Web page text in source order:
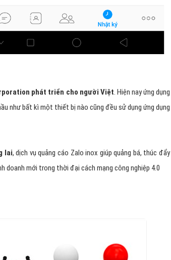
phát triển cho người Việt. Hiện nay ứng dụng
như bất kì một thiết bị nào cũng đều sử dụng ứng dụng
lai, dịch vụ quảng cáo Zalo inox giúp quảng bá, thúc đẩy
doanh mới trong thời đại cách mạng công nghiệp 4.0